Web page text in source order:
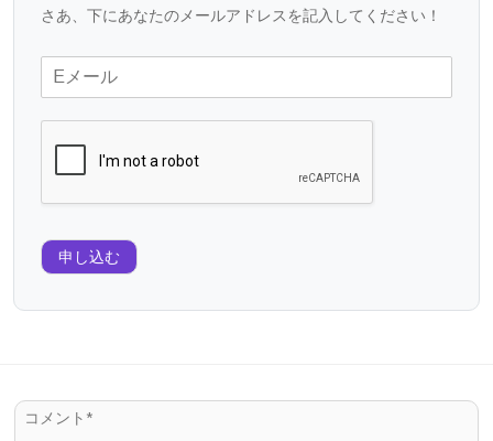
さあ、下にあなたのメールアドレスを記入してください！
申し込む